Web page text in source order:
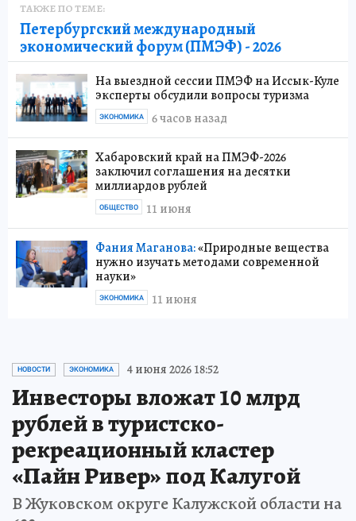
ТАКЖЕ ПО ТЕМЕ:
Петербургский международный
экономический форум (ПМЭФ) - 2026
На выездной сессии ПМЭФ на Иссык-Куле
эксперты обсудили вопросы туризма
6 часов назад
ЭКОНОМИКА
Хабаровский край на ПМЭФ-2026
заключил соглашения на десятки
миллиардов рублей
11 июня
ОБЩЕСТВО
Фания Маганова:«Природные вещества
нужно изучать методами современной
науки»
11 июня
ЭКОНОМИКА
НОВОСТИ ЭКОНОМИКА 4 июня 2026 18:52
Инвесторы вложат 10 млрд
рублей в туристско-
рекреационный кластер
«Пайн Ривер» под Калугой
В Жуковском округе Калужской области на